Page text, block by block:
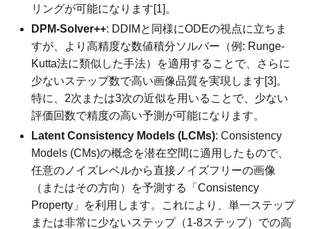
リングが可能になります[1]。
DPM-Solver++: DDIMと同様にODEの視点に立ちま
すが、より高精度な数値積分ソルバー（例: Runge-
Kutta法に類似した手法）を適用することで、さらに
少ないステップ数で高い画像品質を実現します[3]。
特に、2次または3次の近似を用いることで、少ない
評価回数で精度の高い予測が可能になります。
Latent Consistency Models (LCMs): Consistency
Models (CMs)の概念を潜在空間に適用したもので、
任意のノイズレベルから直接ノイズフリーの画像
（またはその方向）を予測する「Consistency
Property」を利用します。これにより、単一ステップ
または非常に少ないステップ（1-8ステップ）での高